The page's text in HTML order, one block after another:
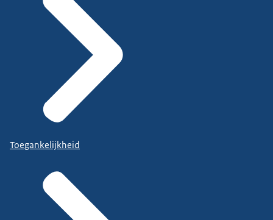
Toegankelijkheid